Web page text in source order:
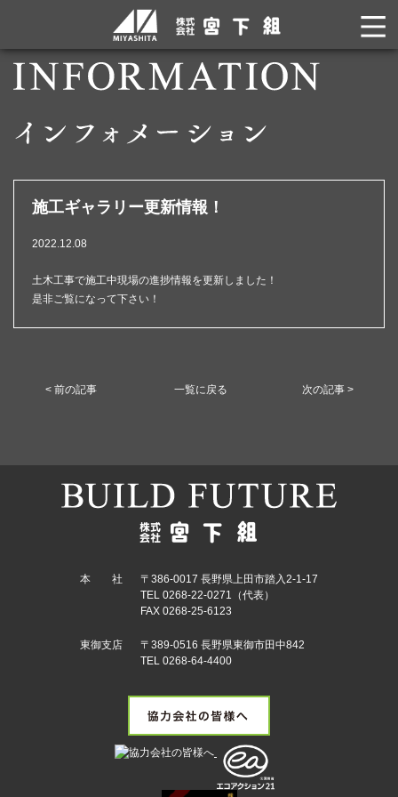
施工ギャラリー更新情報！
2022.12.08
土木工事で施工中現場の進捗情報を更新しました！
是非ご覧になって下さい！
< 前の記事 一覧に戻る 次の記事 >
本 社
〒386-0017 長野県上田市踏入2-1-17
TEL 0268-22-0271（代表）
FAX 0268-25-6123
東御支店
〒389-0516 長野県東御市田中842
TEL 0268-64-4400